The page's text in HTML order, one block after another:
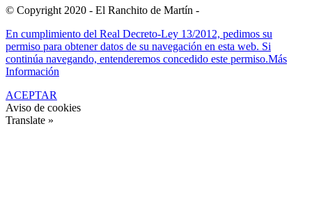
© Copyright 2020 - El Ranchito de Martín -
En cumplimiento del Real Decreto-Ley 13/2012, pedimos su
permiso para obtener datos de su navegación en esta web. Si
continúa navegando, entenderemos concedido este permiso.Más
Información
ACEPTAR
Aviso de cookies
Translate »